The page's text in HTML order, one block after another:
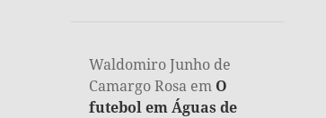
Waldomiro Junho de
Camargo Rosa em O
futebol em Águas de